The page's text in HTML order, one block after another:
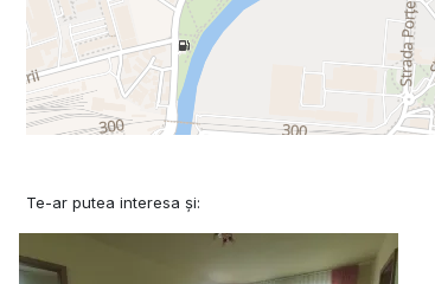
Te-ar putea interesa și: